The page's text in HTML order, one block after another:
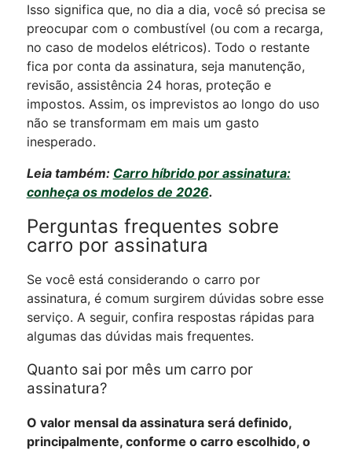
Isso significa que, no dia a dia, você só precisa se
preocupar com o combustível (ou com a recarga,
no caso de modelos elétricos). Todo o restante
fica por conta da assinatura, seja manutenção,
revisão, assistência 24 horas, proteção e
impostos. Assim, os imprevistos ao longo do uso
não se transformam em mais um gasto
inesperado.
Leia também: Carro híbrido por assinatura:
conheça os modelos de 2026.
Perguntas frequentes sobre
carro por assinatura
Se você está considerando o carro por
assinatura, é comum surgirem dúvidas sobre esse
serviço. A seguir, confira respostas rápidas para
algumas das dúvidas mais frequentes.
Quanto sai por mês um carro por
assinatura?
O valor mensal da assinatura será definido,
principalmente, conforme o carro escolhido, o